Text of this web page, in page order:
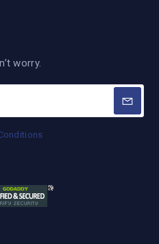
worry.